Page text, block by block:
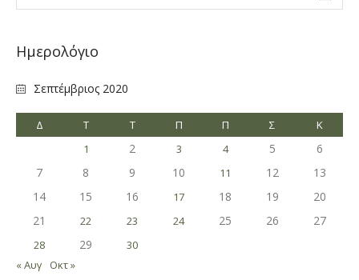
Ημερολόγιο
Σεπτέμβριος 2020
Δ Τ Τ Π Π Σ
Κ
1
2 3 4 5
6
7
8 9 10 11 12
13
14
15 16 17 18 19
20
21
22 23 24 25 26 27
28 29
30
« Αυγ
Οκτ »